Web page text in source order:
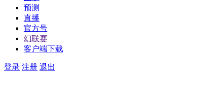
预测
直播
官方号
幻联赛
客户端下载
登录 注册 退出